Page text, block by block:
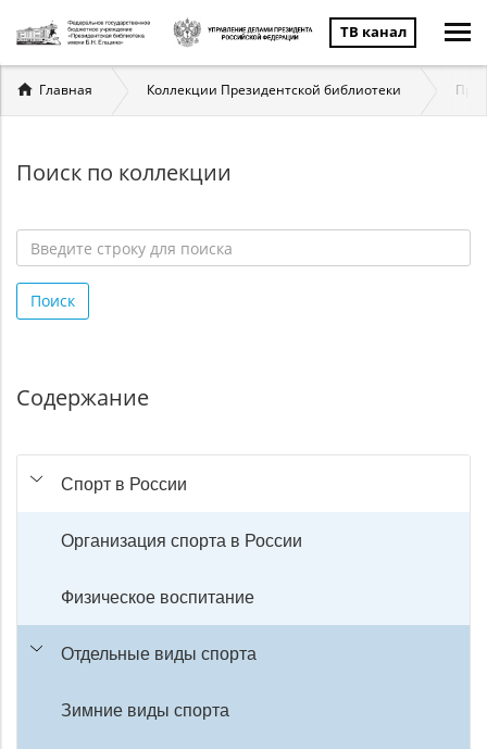
ТВ канал
Вы
здесь
Главная Коллекции Президентской библиотеки
Поиск по коллекции
строку
для
Поиск
Содержание
Спорт в России
Организация спорта в России
Физическое воспитание
Отдельные виды спорта
Зимние виды спорта